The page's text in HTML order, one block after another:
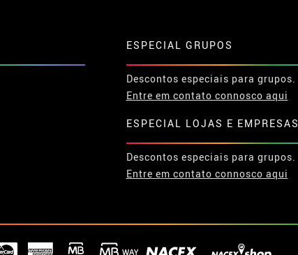
ESPECIAL GRUPOS
Descontos especiais para grupos.
Entre em contato connosco aqui
ESPECIAL LOJAS E EMPRESAS
Descontos especiais para grupos.
Entre em contato connosco aqui